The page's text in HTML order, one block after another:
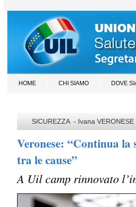
HOME CHI SIAMO DOVE
SICUREZZA - Ivana VERONESE
Veronese: “Continua
tra le cause”
A Uil camp rinnovato